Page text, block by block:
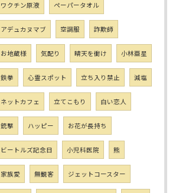
ワクチン原液 ペーパータオル
アデュカヌマブ 空調服 詐欺師
お地蔵様 気配り 晴天を衝け 小林亜星
鉄拳 心霊スポット 立ち入り禁止 減塩
ネットカフェ 立てこもり 白い恋人
銃撃 ハッピー お花が長持ち
ビートルズ記念日 小児科医院 熊
家族愛 無観客 ジェットコースター